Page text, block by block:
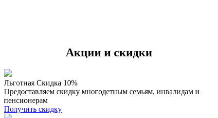
Акции и скидки
Льготная Скидка 10%
Предоставляем скидку многодетным семьям, инвалидам и
пенсионерам
Получить скидку